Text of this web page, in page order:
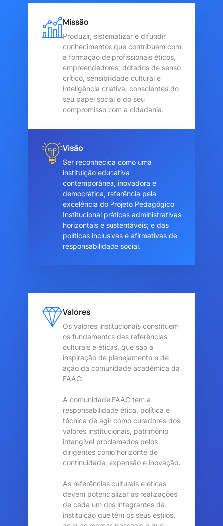
Missão
Produzir, sistematizar e difundir
conhecimentos que contribuam com
a formação de profissionais éticos,
empreendedores, dotados de senso
crítico, sensibilidade cultural e
inteligência criativa, conscientes do
seu papel social e do seu
compromisso com a cidadania.
Visão
Ser reconhecida como uma
instituição educativa
contemporânea, inovadora e
democrática, referência pela
excelência do Projeto Pedagógico
Institucional práticas administrativas
horizontais e sustentáveis; e das
políticas inclusivas e afirmativas de
responsabilidade social.
Valores
Os valores institucionais constituem
os fundamentos das referências
culturais e éticas, que são a
inspiração de planejamento e de
ação da comunidade acadêmica da
FAAC.
A comunidade FAAC tem a
responsabilidade ética, política e
técnica de agir como curadores dos
valores institucionais, patrimônio
intangível proclamados pelos
dirigentes como horizonte de
continuidade, expansão e inovação.
As referências culturais e éticas
devem potencializar as realizações
de cada um dos integrantes da
instituição que têm os seus estilos,